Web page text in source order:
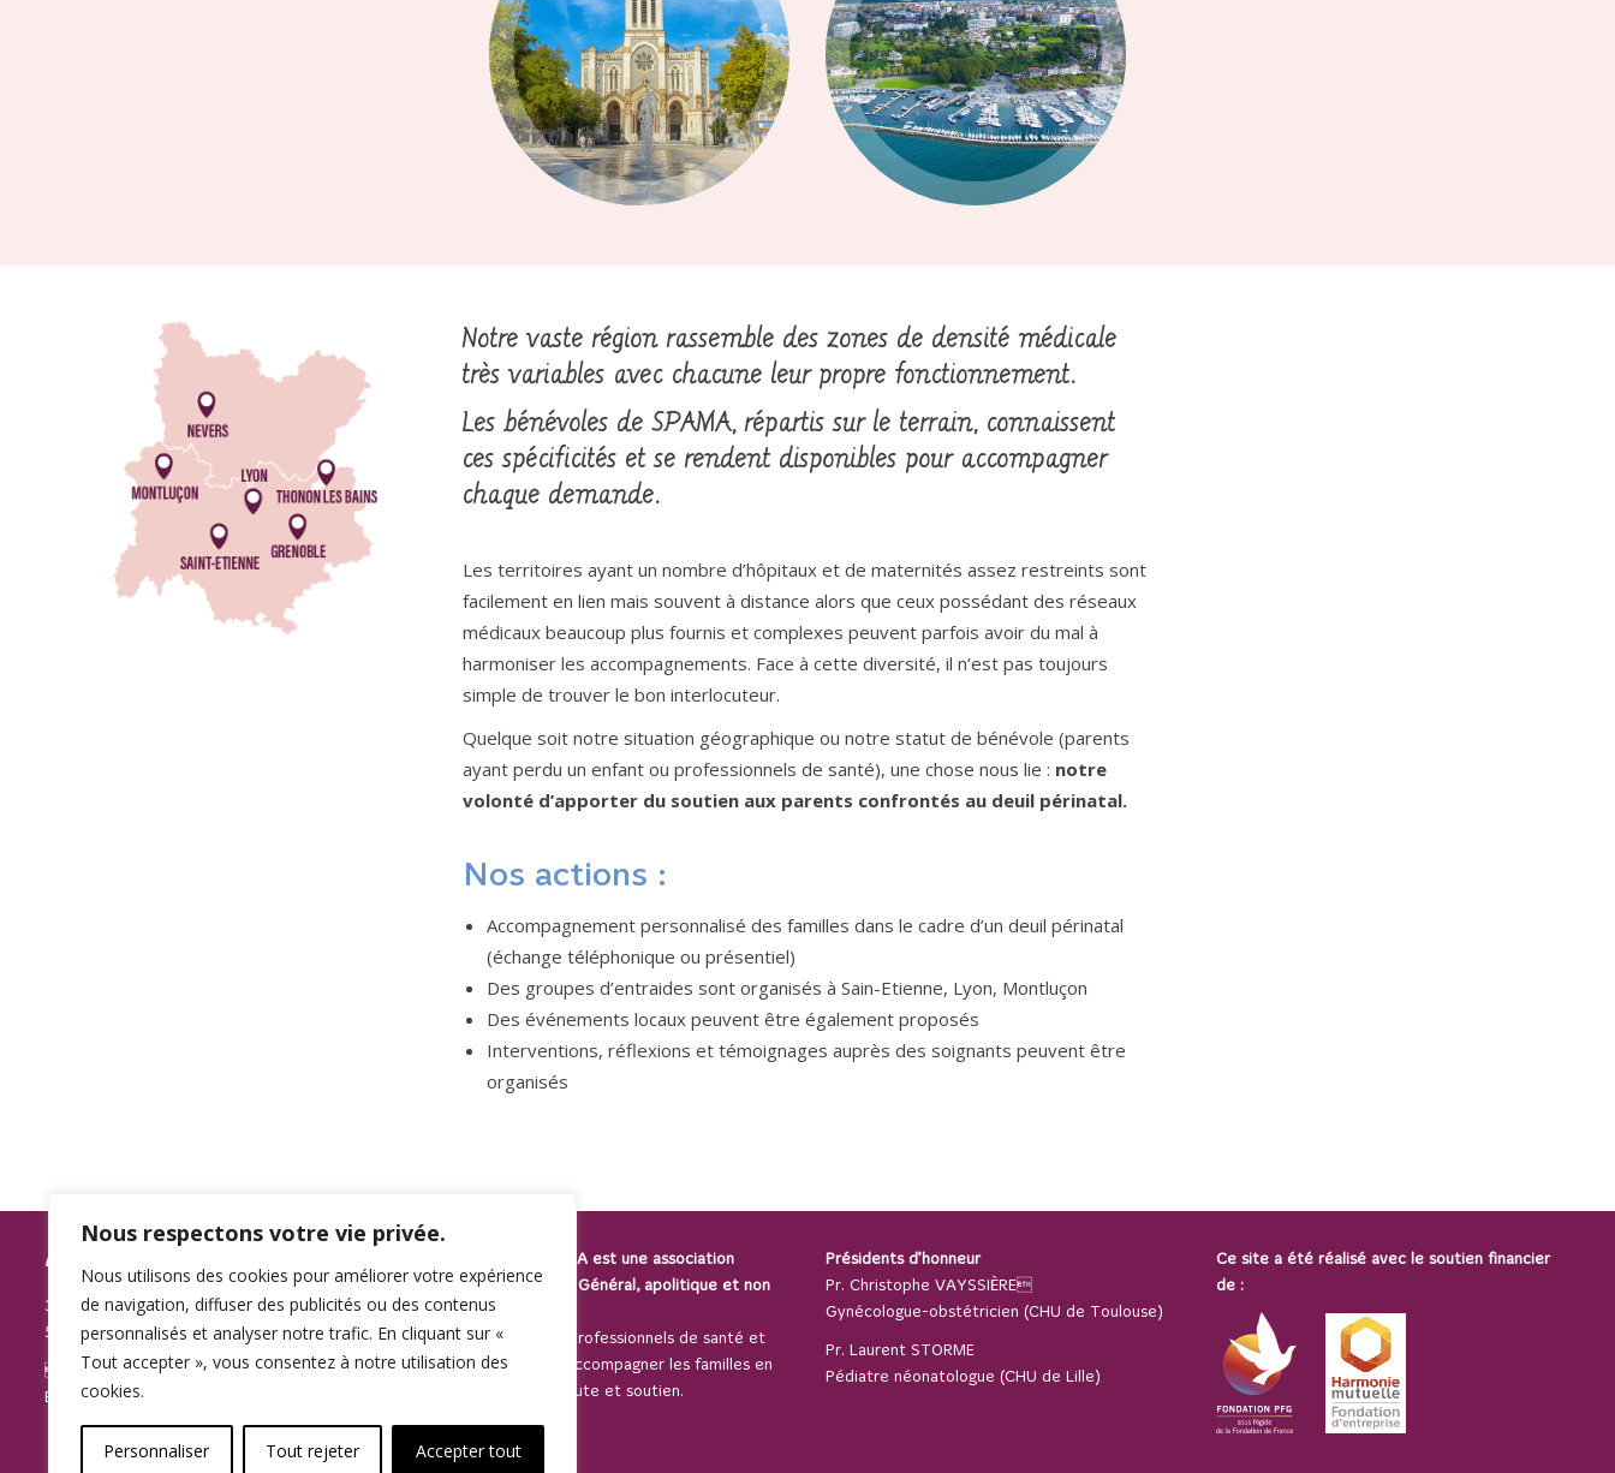
Nous respectons votre vie privée.
Nous utilisons des cookies pour améliorer votre expérience
de navigation, diffuser des publicités ou des contenus
personnalisés et analyser notre trafic. En cliquant sur «
Tout accepter », vous consentez à notre utilisation des
cookies.
Personnaliser Tout rejeter Accepter tout
Saint-Etienne
Région Centre Est
Thonon-les-Bains
Région Centre Est
Notre vaste région rassemble des zones de densité médicale
très variables avec chacune leur propre fonctionnement.
Les bénévoles de SPAMA, répartis sur le terrain, connaissent
ces spécificités et se rendent disponibles pour accompagner
chaque demande.
Les territoires ayant un nombre d’hôpitaux et de maternités assez restreints sont
facilement en lien mais souvent à distance alors que ceux possédant des réseaux
médicaux beaucoup plus fournis et complexes peuvent parfois avoir du mal à
harmoniser les accompagnements. Face à cette diversité, il n’est pas toujours
simple de trouver le bon interlocuteur.
Quelque soit notre situation géographique ou notre statut de bénévole (parents
ayant perdu un enfant ou professionnels de santé), une chose nous lie : notre
volonté d’apporter du soutien aux parents confrontés au deuil périnatal.
Nos actions :
Accompagnement personnalisé des familles dans le cadre d’un deuil périnatal
(échange téléphonique ou présentiel)
Des groupes d’entraides sont organisés à Sain-Etienne, Lyon, Montluçon
Des événements locaux peuvent être également proposés
Interventions, réflexions et témoignages auprès des soignants peuvent être
organisés
ASSOCIATION SPAMA
3, rue du Plat
59000 LILLE
Ligne d’écoute :07 87 85 37 81
E-mail :contact@association-spama.com
L’association SPAMA est une association
reconnue d’Intérêt Général, apolitique et non
confessionnelle.
Elle regroupe des professionnels de santé et
des parents pour accompagner les familles en
leur apportant écoute et soutien.
Présidents d’honneur
Pr. Christophe VAYSSIÈRE
Gynécologue-obstétricien (CHU de Toulouse)
Pr. Laurent STORME
Pédiatre néonatologue (CHU de Lille)
Ce site a été réalisé avec le soutien financier
de :